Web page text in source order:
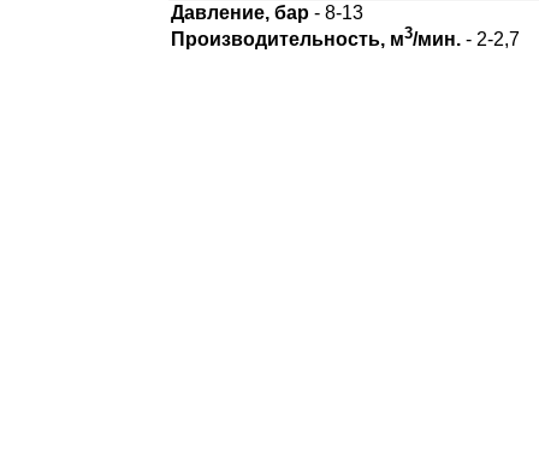
Давление, бар - 8-13
Производительность, м3/мин. - 2-2,7